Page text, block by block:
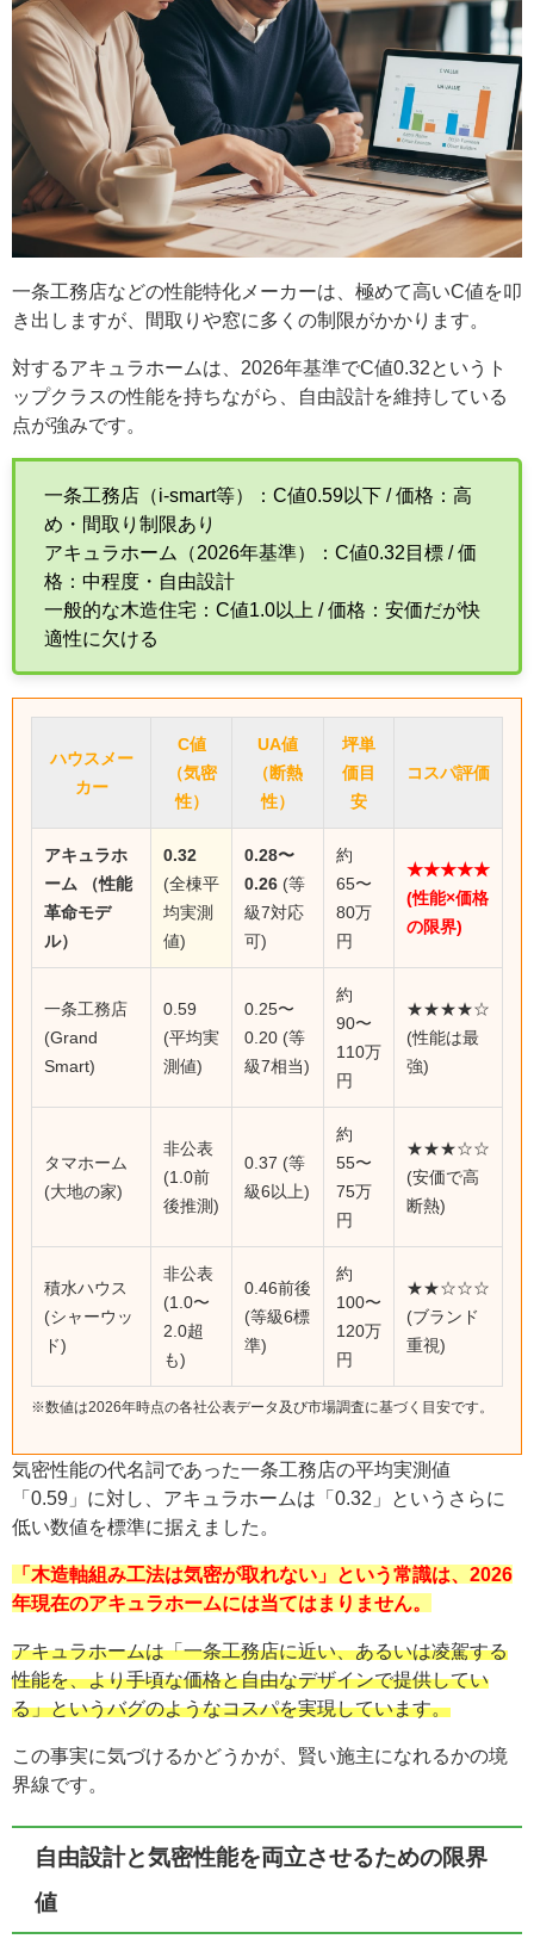
一条工務店などの性能特化メーカーは、極めて高いC値を叩
き出しますが、間取りや窓に多くの制限がかかります。
対するアキュラホームは、2026年基準でC値0.32というト
ップクラスの性能を持ちながら、自由設計を維持している
点が強みです。
一条工務店（i-smart等）：C値0.59以下 / 価格：高
め・間取り制限あり
アキュラホーム（2026年基準）：C値0.32目標 / 価
格：中程度・自由設計
一般的な木造住宅：C値1.0以上 / 価格：安価だが快
適性に欠ける
ハウスメー
カー
C値
（気密
性）
UA値
（断熱
性）
坪単
価目
安
コスパ評価
アキュラホ
ーム （性能
革命モデ
ル）
0.32
(全棟平
均実測
値)
0.28〜
0.26 (等
級7対応
可)
約
65〜
80万
円
★★★★★
(性能×価格
の限界)
一条工務店
(Grand
Smart)
0.59
(平均実
測値)
0.25〜
0.20 (等
級7相当)
約
90〜
110万
円
★★★★☆
(性能は最
強)
タマホーム
(大地の家)
非公表
(1.0前
後推測)
0.37 (等
級6以上)
約
55〜
75万
円
★★★☆☆
(安価で高
断熱)
積水ハウス
(シャーウッ
ド)
非公表
(1.0〜
2.0超
も)
0.46前後
(等級6標
準)
約
100〜
120万
円
★★☆☆☆
(ブランド
重視)
※数値は2026年時点の各社公表データ及び市場調査に基づく目安です。
気密性能の代名詞であった一条工務店の平均実測値
「0.59」に対し、アキュラホームは「0.32」というさらに
低い数値を標準に据えました。
「木造軸組み工法は気密が取れない」という常識は、2026
年現在のアキュラホームには当てはまりません。
アキュラホームは「一条工務店に近い、あるいは凌駕する
性能を、より手頃な価格と自由なデザインで提供してい
る」というバグのようなコスパを実現しています。
この事実に気づけるかどうかが、賢い施主になれるかの境
界線です。
自由設計と気密性能を両立させるための限界
値